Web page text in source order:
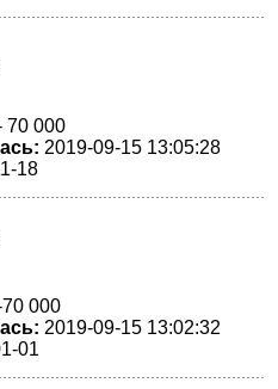
70 000
2019-09-15 13:05:28
18
000
2019-09-15 13:02:32
01